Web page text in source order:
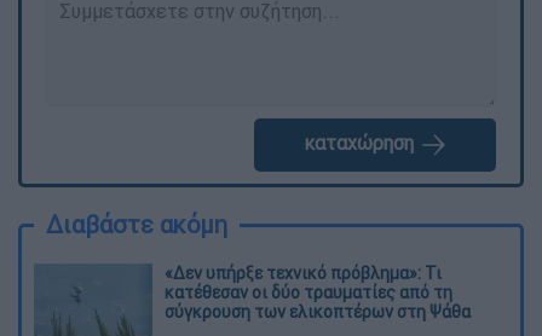
καταχώρηση
Διαβάστε ακόμη
«Δεν υπήρξε τεχνικό πρόβλημα»: Τι
κατέθεσαν οι δύο τραυματίες από τη
σύγκρουση των ελικοπτέρων στη Ψάθα